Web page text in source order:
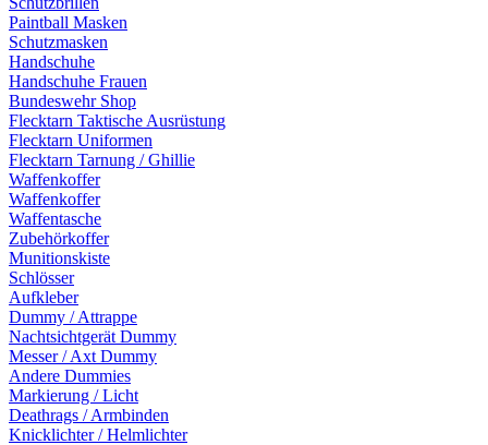
Paintball Masken
Schutzmasken
Handschuhe
Handschuhe Frauen
Bundeswehr Shop
Flecktarn Taktische Ausrüstung
Flecktarn Uniformen
Flecktarn Tarnung / Ghillie
Waffenkoffer
Waffenkoffer
Waffentasche
Zubehörkoffer
Munitionskiste
Schlösser
Aufkleber
Dummy / Attrappe
Nachtsichtgerät Dummy
Messer / Axt Dummy
Andere Dummies
Markierung / Licht
Deathrags / Armbinden
Knicklichter / Helmlichter